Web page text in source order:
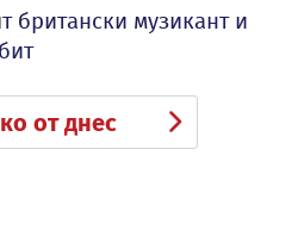
британски музикант и
от днес